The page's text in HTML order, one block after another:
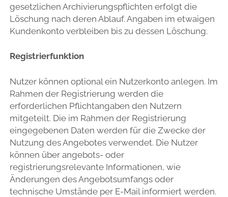
gesetzlichen Archivierungspflichten erfolgt die
Löschung nach deren Ablauf. Angaben im etwaigen
Kundenkonto verbleiben bis zu dessen Löschung.
Registrierfunktion
Nutzer können optional ein Nutzerkonto anlegen. Im
Rahmen der Registrierung werden die
erforderlichen Pflichtangaben den Nutzern
mitgeteilt. Die im Rahmen der Registrierung
eingegebenen Daten werden für die Zwecke der
Nutzung des Angebotes verwendet. Die Nutzer
können über angebots- oder
registrierungsrelevante Informationen, wie
Änderungen des Angebotsumfangs oder
technische Umstände per E-Mail informiert werden.